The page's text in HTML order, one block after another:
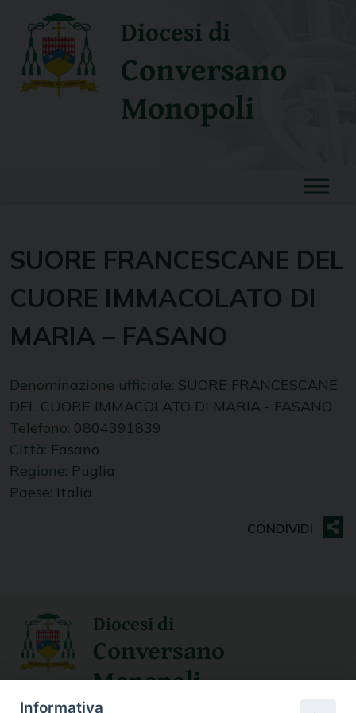
content
Diocesi di
Conversano
Monopoli
SUORE FRANCESCANE DEL
CUORE IMMACOLATO DI
MARIA – FASANO
Denominazione ufficiale: SUORE FRANCESCANE
DEL CUORE IMMACOLATO DI MARIA - FASANO
Telefono: 0804391839
Città: Fasano
Regione: Puglia
Paese: Italia
Diocesi di
Conversano
Monopoli
Informativa